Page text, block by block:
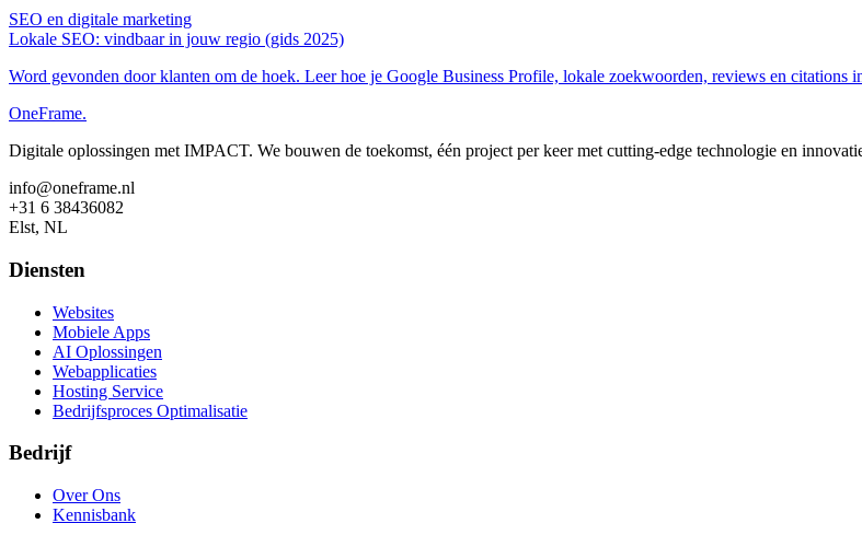
SEO en digitale marketing
Lokale SEO: vindbaar in jouw regio (gids 2025)
Word gevonden door klanten om de hoek. Leer hoe je Google Business Profile, lokale zoekwoorden, reviews en citations
OneFrame.
Digitale oplossingen met IMPACT. We bouwen de toekomst, één project per keer met cutting-edge technologie en
info@oneframe.nl
+31 6 38436082
Elst, NL
Diensten
Websites
Mobiele Apps
AI Oplossingen
Webapplicaties
Hosting Service
Bedrijfsproces Optimalisatie
Bedrijf
Over Ons
Kennisbank